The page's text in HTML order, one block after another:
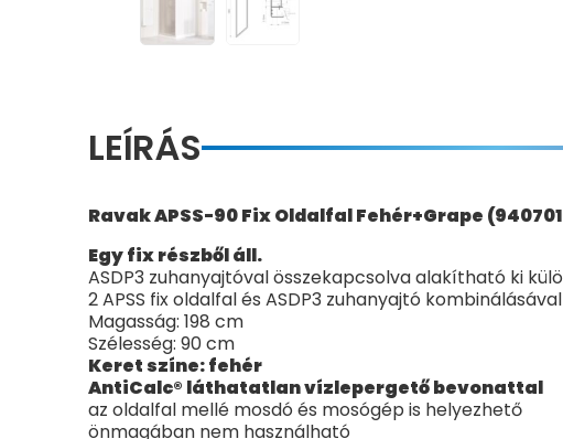
LEÍRÁS
Ravak APSS-90 Fix Oldalfal Fehér+Grape
Egy fix részből áll.
ASDP3 zuhanyajtóval összekapcsolva alakítható ki
2 APSS fix oldalfal és ASDP3 zuhanyajtó
Magasság: 198 cm
Szélesség: 90 cm
Keret színe: fehér
AntiCalc® láthatatlan vízlepergető bevonattal
az oldalfal mellé mosdó és mosógép is helyezhető
önmagában nem használható